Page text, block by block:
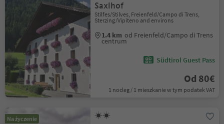
Saxlhof
Stilfes/Stilves, Freienfeld/Campo di Trens,
Sterzing/Vipiteno and environs
1.4 km od Freienfeld/Campo di Trens
centrum
Südtirol Guest Pass
Od 80€
1 nocleg / 1 mieszkanie w tym podatek VAT
Na życzenie